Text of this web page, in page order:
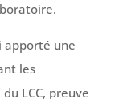
apporté une
les
LCC, preuve